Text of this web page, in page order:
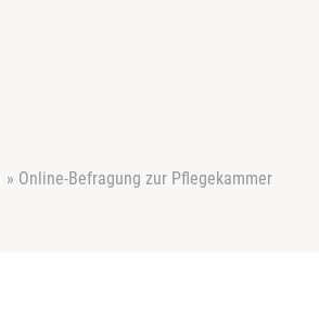
» Online-Befragung zur Pflegekammer